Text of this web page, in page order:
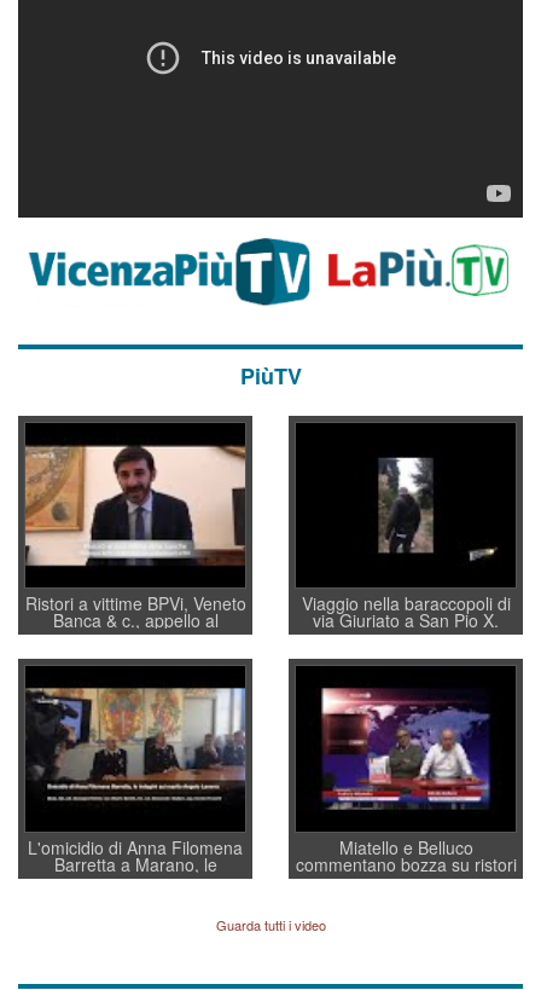
PiùTV
Ristori a vittime BPVi, Veneto
Banca & c., appello al
sottosegretario Alessio
Villarosa: per mettere ordine
convochi con Di Maio CNCU
a supporto della cabina di
regia al Mef
Viaggio nella baraccopoli di
via Giuriato a San Pio X.
Vicenza ai Vicentini: “faremo
un regalo di Natale ai
residenti”
L'omicidio di Anna Filomena
Barretta a Marano, le
indagini dei carabinieri di
quelle di... Barbara D'Urso
Miatello e Belluco
commentano bozza su ristori
BPVi e Veneto Banca
Guarda tutti i video